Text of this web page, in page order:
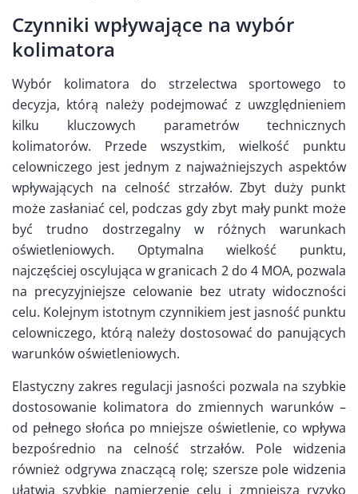
Czynniki wpływające na wybór
kolimatora
Wybór kolimatora do strzelectwa sportowego to
decyzja, którą należy podejmować z uwzględnieniem
kilku kluczowych parametrów technicznych
kolimatorów. Przede wszystkim, wielkość punktu
celowniczego jest jednym z najważniejszych aspektów
wpływających na celność strzałów. Zbyt duży punkt
może zasłaniać cel, podczas gdy zbyt mały punkt może
być trudno dostrzegalny w różnych warunkach
oświetleniowych. Optymalna wielkość punktu,
najczęściej oscylująca w granicach 2 do 4 MOA, pozwala
na precyzyjniejsze celowanie bez utraty widoczności
celu. Kolejnym istotnym czynnikiem jest jasność punktu
celowniczego, którą należy dostosować do panujących
warunków oświetleniowych.
Elastyczny zakres regulacji jasności pozwala na szybkie
dostosowanie kolimatora do zmiennych warunków –
od pełnego słońca po mniejsze oświetlenie, co wpływa
bezpośrednio na celność strzałów. Pole widzenia
również odgrywa znaczącą rolę; szersze pole widzenia
ułatwia szybkie namierzenie celu i zmniejsza ryzyko